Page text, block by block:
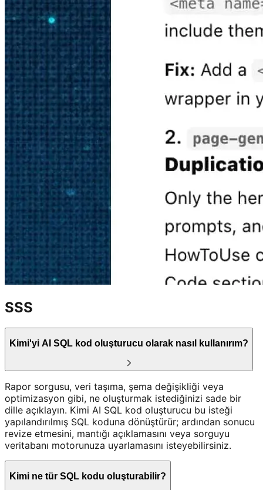
SSS
Kimi'yi AI SQL kod oluşturucu olarak nasıl kullanırım?
Rapor sorgusu, veri taşıma, şema değişikliği veya
optimizasyon gibi, ne oluşturmak istediğinizi sade bir
dille açıklayın. Kimi AI SQL kod oluşturucu bu isteği
yapılandırılmış SQL koduna dönüştürür; ardından sonucu
revize etmesini, mantığı açıklamasını veya sorguyu
veritabanı motorunuza uyarlamasını isteyebilirsiniz.
Kimi ne tür SQL kodu oluşturabilir?